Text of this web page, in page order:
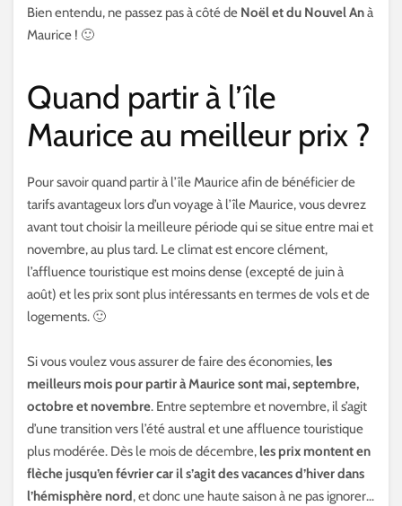
Bien entendu, ne passez pas à côté de Noël et du Nouvel Anà
Maurice ! 🙂
Quand partir à l’île
Maurice au meilleur prix ?
Pour savoir quand partir à l’île Maurice afin de bénéficier de
tarifs avantageux lors d’un voyage à l’île Maurice, vous devrez
avant tout choisir la meilleure période qui se situe entre mai et
novembre, au plus tard. Le climat est encore clément,
l’affluence touristique est moins dense (excepté de juin à
août) et les prix sont plus intéressants en termes de vols et de
logements. 🙂
Si vous voulez vous assurer de faire des économies, les
meilleurs mois pour partir à Maurice sont mai, septembre,
octobre et novembre. Entre septembre et novembre, il s’agit
d’une transition vers l’été austral et une affluence touristique
plus modérée. Dès le mois de décembre, les prix montent en
flèche jusqu’en février car il s’agit des vacances d’hiver dans
l’hémisphère nord , et donc une haute saison à ne pas ignorer…